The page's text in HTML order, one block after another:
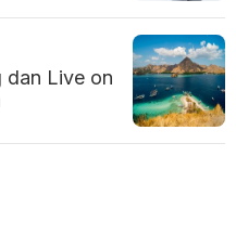
dan Live on